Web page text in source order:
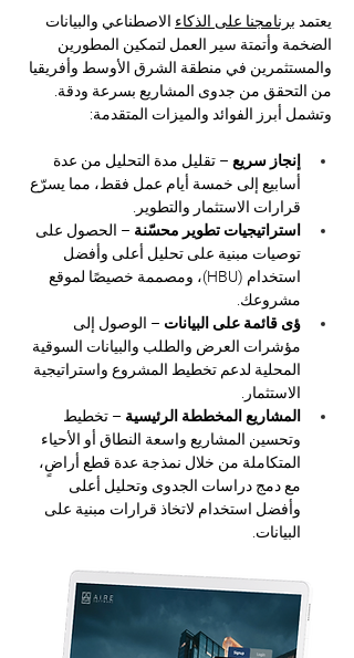
يعتمد برنامجنا على الذكاء الاصطناعي والبيانات
الضخمة وأتمتة سير العمل لتمكين المطورين
والمستثمرين في منطقة الشرق الأوسط وأفريقيا
من التحقق من جدوى المشاريع بسرعة ودقة.
وتشمل أبرز الفوائد والميزات المتقدمة:
إنجاز سريع – تقليل مدة التحليل من عدة
أسابيع إلى خمسة أيام عمل فقط، مما يسرّع
قرارات الاستثمار والتطوير.
استراتيجيات تطوير محسّنة – الحصول على
توصيات مبنية على تحليل أعلى وأفضل
استخدام (HBU)، ومصممة خصيصًا لموقع
مشروعك.
ؤى قائمة على البيانات – الوصول إلى
مؤشرات العرض والطلب والبيانات السوقية
المحلية لدعم تخطيط المشروع واستراتيجية
الاستثمار.
المشاريع المخططة الرئيسية – تخطيط
وتحسين المشاريع واسعة النطاق أو الأحياء
المتكاملة من خلال نمذجة عدة قطع أراضٍ،
مع دمج دراسات الجدوى وتحليل أعلى
وأفضل استخدام لاتخاذ قرارات مبنية على
البيانات.